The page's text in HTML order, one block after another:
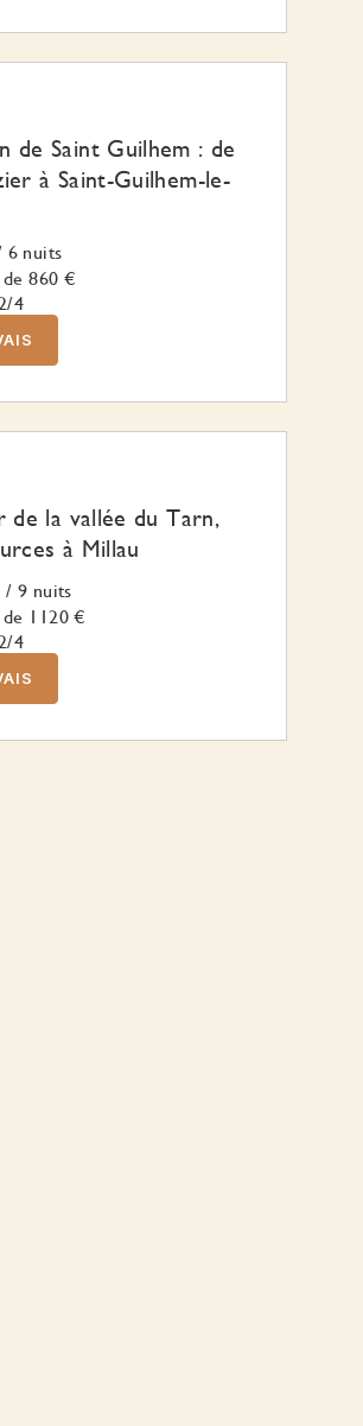
de Saint Guilhem : de
à Saint-Guilhem-le-
6 nuits
860 €
4
de la vallée du Tarn,
à Millau
/9 nuits
1120 €
4